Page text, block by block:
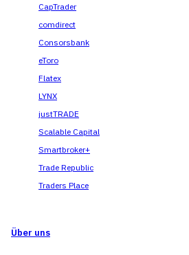
CapTrader
comdirect
Consorsbank
eToro
Flatex
LYNX
justTRADE
Scalable Capital
Smartbroker+
Trade Republic
Traders Place
Über uns